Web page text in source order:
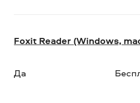
Foxit Reader (Windows,
Да